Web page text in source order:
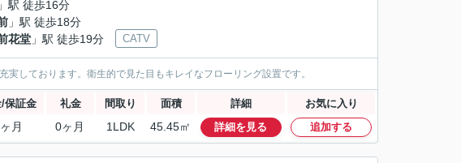
」駅 徒歩16分
」駅 徒歩18分
花堂 」駅 徒歩19分 CATV
しております。衛生的で見た目もキレイなフローリング設置です。
保証金 礼金 間取り 面積 詳細 お気に入り
月 0ヶ月 1LDK 45.45㎡ 詳細を見る 追加する